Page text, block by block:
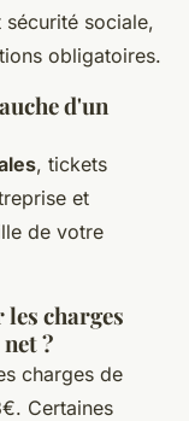
sociale,
obligatoires.
d'un
, tickets
et
de votre
charges
?
charges de
Certaines